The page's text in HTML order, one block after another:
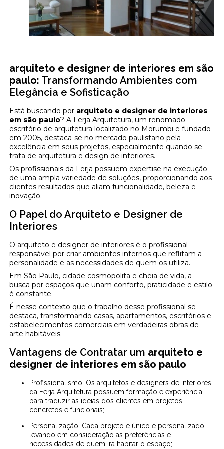
arquiteto e designer de interiores em são
paulo: Transformando Ambientes com
Elegância e Sofisticação
Está buscando por arquiteto e designer de interiores
em são paulo? A Ferja Arquitetura, um renomado
escritório de arquitetura localizado no Morumbi e fundado
em 2005, destaca-se no mercado paulistano pela
excelência em seus projetos, especialmente quando se
trata de arquitetura e design de interiores.
Os profissionais da Ferja possuem expertise na execução
de uma ampla variedade de soluções, proporcionando aos
clientes resultados que aliam funcionalidade, beleza e
inovação.
O Papel do Arquiteto e Designer de
Interiores
O arquiteto e designer de interiores é o profissional
responsável por criar ambientes internos que reflitam a
personalidade e as necessidades de quem os utiliza.
Em São Paulo, cidade cosmopolita e cheia de vida, a
busca por espaços que unam conforto, praticidade e estilo
é constante.
É nesse contexto que o trabalho desse profissional se
destaca, transformando casas, apartamentos, escritórios e
estabelecimentos comerciais em verdadeiras obras de
arte habitáveis.
Vantagens de Contratar um arquiteto e
designer de interiores em são paulo
Profissionalismo: Os arquitetos e designers de interiores
da Ferja Arquitetura possuem formação e experiência
para traduzir as ideias dos clientes em projetos
concretos e funcionais;
Personalização: Cada projeto é único e personalizado,
levando em consideração as preferências e
necessidades de quem irá habitar o espaço;